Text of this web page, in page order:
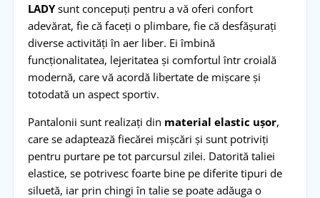
LADYsunt concepuți pentru a vă oferi confort
adevărat, fie că faceţi o plimbare, fie că desfăşuraţi
diverse activităţi în aer liber. Ei îmbină
funcționalitatea, lejeritatea și comfortul într croială
modernă, care vă acordă libertate de mișcare și
totodată un aspect sportiv.
Pantalonii sunt realizați din material elastic ușor,
care se adaptează fiecărei mișcări și sunt potriviți
pentru purtare pe tot parcursul zilei. Datorită taliei
elastice, se potrivesc foarte bine pe diferite tipuri de
siluetă, iar prin chingi în talie se poate adăuga o